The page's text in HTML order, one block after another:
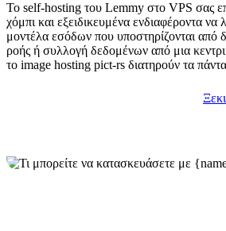
Το self-hosting του Lemmy στο VPS σας
χόμπι και εξειδικευμένα ενδιαφέροντα
μοντέλα εσόδων που υποστηρίζονται από
ροής ή συλλογή δεδομένων από μια
το image hosting pict-rs διατηρούν τα